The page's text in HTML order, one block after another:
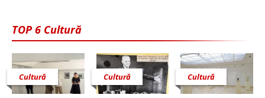
TOP 6 Cultură
Cultură Cultură Cultură